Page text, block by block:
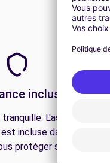
incluse
L'assurance
incluse dans toutes
protéger sur la route.